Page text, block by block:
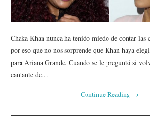
Chaka Khan nunca ha tenido miedo de contar las
por eso que no nos sorprende que Khan haya
para Ariana Grande. Cuando se le preguntó si
cantante de…
Continue Reading →